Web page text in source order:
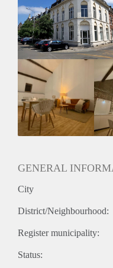
- De huurprijs incl. G/W/
- De waarborgsom
- Minimale huurtermijn
GENERAL
City
District/Neighbourhood:
Register municipality:
Status: